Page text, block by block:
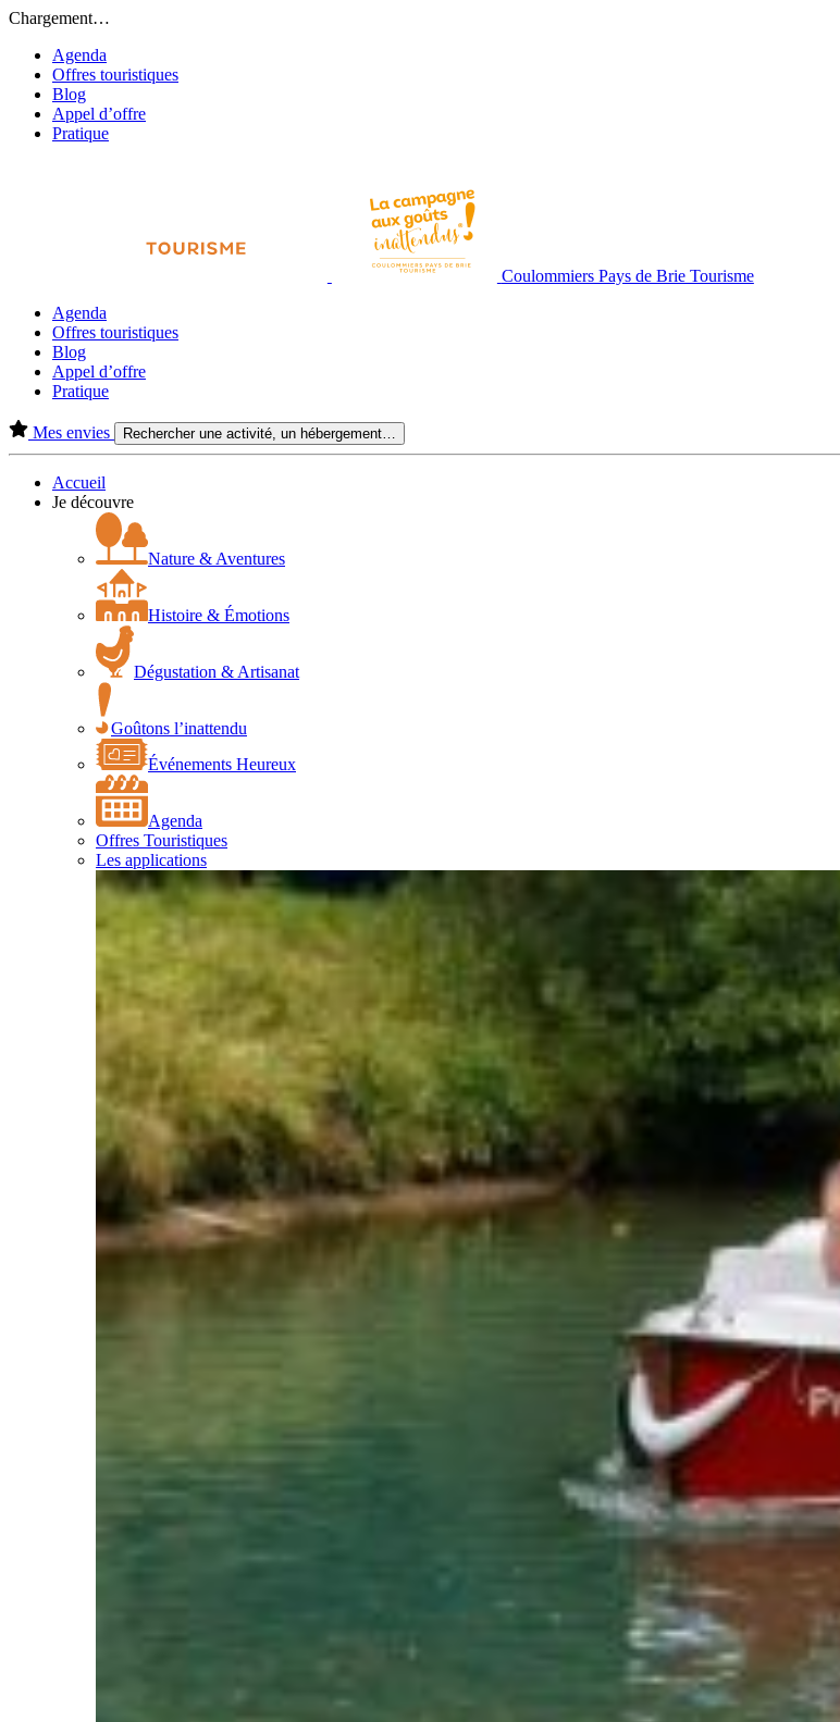
Chargement…
Agenda
Offres touristiques
Blog
Appel d’offre
Pratique
Coulommiers Pays de Brie Tourisme
Agenda
Offres touristiques
Blog
Appel d’offre
Pratique
Mes envies Rechercher une activité, un hébergement…
Accueil
Je découvre
Nature & Aventures
Histoire & Émotions
Dégustation & Artisanat
Goûtons l’inattendu
Événements Heureux
Agenda
Offres Touristiques
Les applications